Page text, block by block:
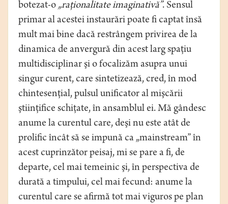
botezat-o„raţionalitate imaginativă”. Sensul
primar al acestei instaurări poate fi captat însă
mult mai bine dacă restrângem privirea de la
dinamica de anvergură din acest larg spaţiu
multidisciplinar şi o focalizăm asupra unui
singur curent, care sintetizează, cred, în mod
chintesenţial, pulsul unificator al mişcării
ştiinţifice schiţate, în ansamblul ei. Mă gândesc
anume la curentul care, deşi nu este atât de
prolific încât să se impună ca „mainstream” în
acest cuprinzător peisaj, mi se pare a fi, de
departe, cel mai temeinic şi, în perspectiva de
durată a timpului, cel mai fecund: anume la
curentul care se afirmă tot mai viguros pe plan